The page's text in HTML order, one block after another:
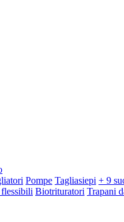
Pompe Tagliasiepi + 9
Biotrituratori Trapani